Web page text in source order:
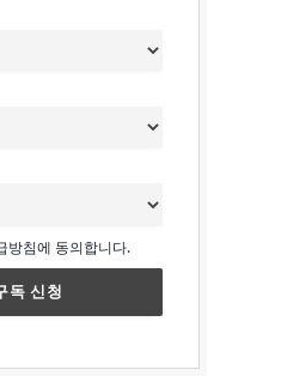
방침에 동의합니다.